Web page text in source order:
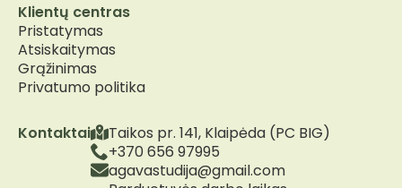
Kontaktai
Taikos pr. 141, Klaipėda (PC BIG)
+370 656 97995
agavastudija@gmail.com
Klientų centras
Pristatymas
Atsiskaitymas
Grąžinimas
Privatumo politika